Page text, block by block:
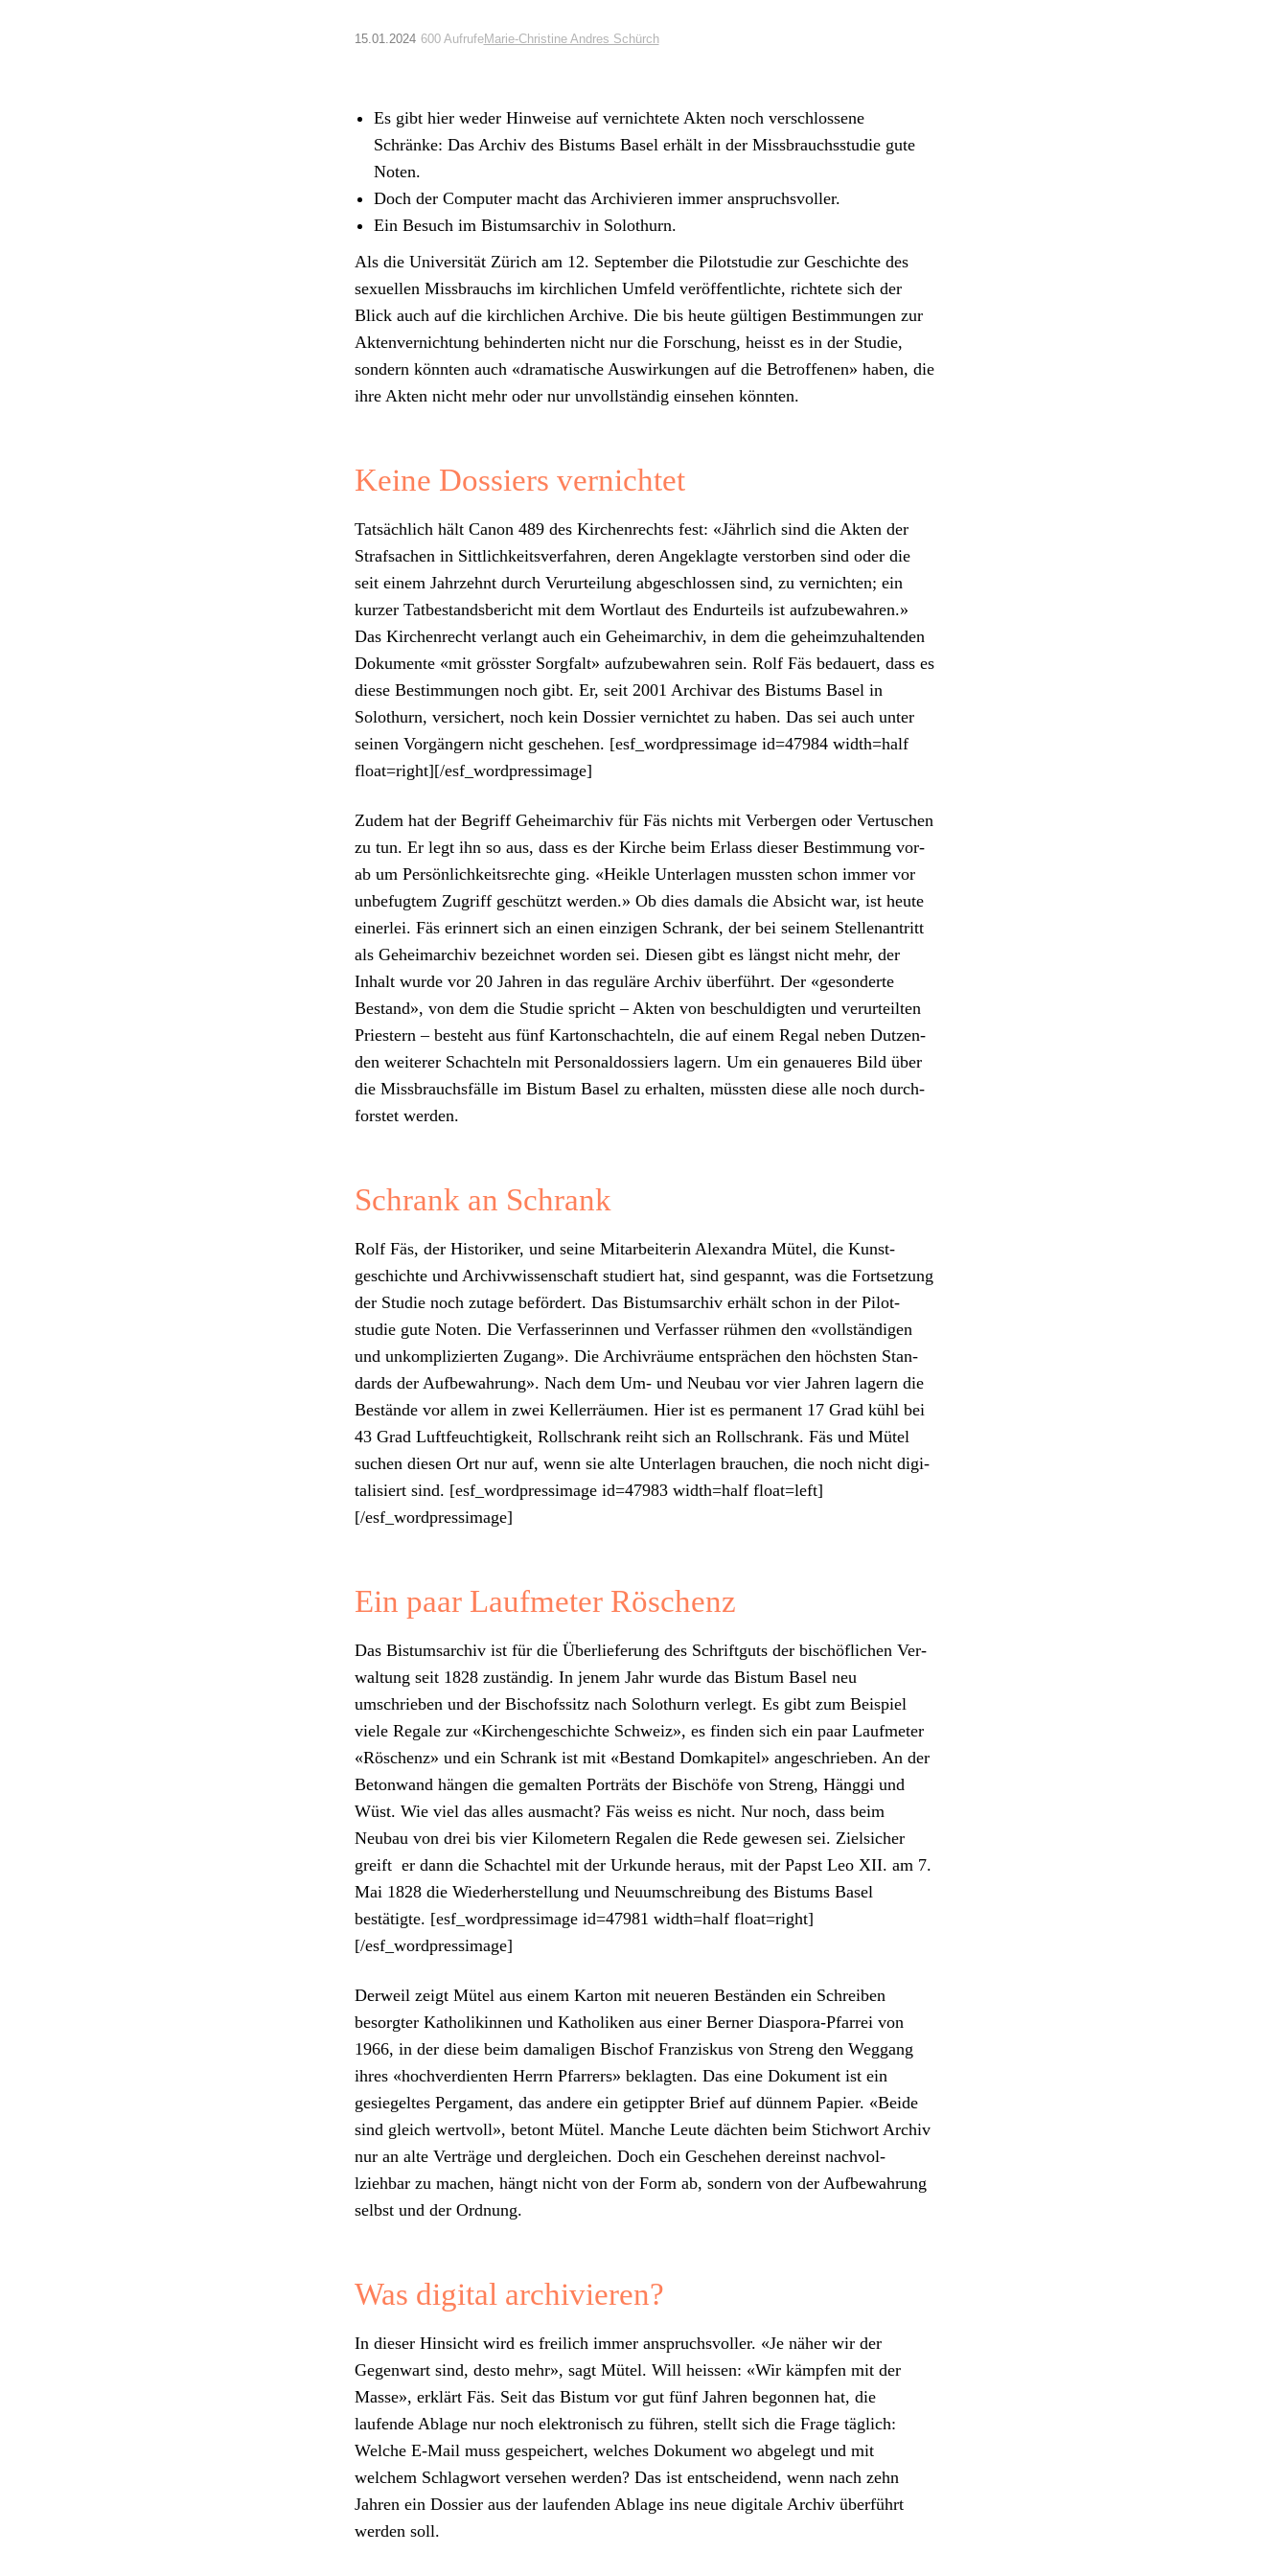
15.01.2024 600 AufrufeMarie-Christine Andres Schürch
Es gibt hier wed­er Hin­weise auf ver­nichtete Akten noch ver­schlossene
Schränke: Das Archiv des Bis­tums Basel erhält in der Miss­brauchsstudie gute
Noten.
Doch der Com­put­er macht das Archivieren immer anspruchsvoller.
Ein Besuch im Bis­tum­sarchiv in Solothurn.
Als die Uni­ver­sität Zürich am 12. Sep­tem­ber die Pilot­studie zur Geschichte des
sex­uellen Miss­brauchs im kirch­lichen Umfeld veröf­fentlichte, richtete sich der
Blick auch auf die kirch­lichen Archive. Die bis heute gülti­gen Bes­tim­mungen zur
Akten­ver­nich­tung behin­derten nicht nur die Forschung, heisst es in der Studie,
son­dern kön­nten auch «drama­tis­che Auswirkun­gen auf die Betrof­fe­nen» haben, die
ihre Akten nicht mehr oder nur unvoll­ständig ein­se­hen kön­nten.
Keine Dossiers vernichtet
Tat­säch­lich hält Canon 489 des Kirchen­rechts fest: «Jährlich sind die Akten der
Straf­sachen in Sit­tlichkeitsver­fahren, deren Angeklagte ver­stor­ben sind oder die
seit einem Jahrzehnt durch Verurteilung abgeschlossen sind, zu ver­nicht­en; ein
kurz­er Tatbe­stands­bericht mit dem Wort­laut des Endurteils ist aufzube­wahren.»
Das Kirchen­recht ver­langt auch ein Geheimarchiv, in dem die geheimzuhal­tenden
Doku­mente «mit grösster Sorgfalt» aufzube­wahren sein. Rolf Fäs bedauert, dass es
diese Bes­tim­mungen noch gibt. Er, seit 2001 Archivar des Bis­tums Basel in
Solothurn, ver­sichert, noch kein Dossier ver­nichtet zu haben. Das sei auch unter
seinen Vorgängern nicht geschehen. [esf_wordpressimage id=47984 width=half
float=right][/esf_wordpressimage]
Zudem hat der Begriff Geheimarchiv für Fäs nichts mit Ver­ber­gen oder Ver­tuschen
zu tun. Er legt ihn so aus, dass es der Kirche beim Erlass dieser Bes­tim­mung vor­
ab um Per­sön­lichkeit­srechte ging. «Heik­le Unter­la­gen mussten schon immer vor
unbefugtem Zugriff geschützt wer­den.» Ob dies damals die Absicht war, ist heute
ein­er­lei. Fäs erin­nert sich an einen einzi­gen Schrank, der bei seinem Stel­lenantritt
als Geheimarchiv beze­ich­net wor­den sei. Diesen gibt es längst nicht mehr, der
Inhalt wurde vor 20 Jahren in das reg­uläre Archiv über­führt. Der «geson­derte
Bestand», von dem die Studie spricht – Akten von beschuldigten und verurteil­ten
Priestern – beste­ht aus fünf Kar­ton­schachteln, die auf einem Regal neben Dutzen­
den weit­er­er Schachteln mit Per­son­al­dossiers lagern. Um ein genaueres Bild über
die Miss­brauchs­fälle im Bis­tum Basel zu erhal­ten, müssten diese alle noch durch­
forstet wer­den.
Schrank an Schrank
Rolf Fäs, der His­torik­er, und seine Mitar­bei­t­erin Alexan­dra Mütel, die Kun­st­
geschichte und Archivwis­senschaft studiert hat, sind ges­pan­nt, was die Fort­set­zung
der Studie noch zutage befördert. Das Bis­tum­sarchiv erhält schon in der Pilot­
studie gute Noten. Die Ver­fasserin­nen und Ver­fass­er rüh­men den «voll­ständi­gen
und unkom­plizierten Zugang». Die Archivräume entsprächen den höch­sten Stan­
dards der Auf­be­wahrung». Nach dem Um- und Neubau vor vier Jahren lagern die
Bestände vor allem in zwei Keller­räu­men. Hier ist es per­ma­nent 17 Grad kühl bei
43 Grad Luft­feuchtigkeit, Rollschrank rei­ht sich an Rollschrank. Fäs und Mütel
suchen diesen Ort nur auf, wenn sie alte Unter­la­gen brauchen, die noch nicht dig­i­
tal­isiert sind. [esf_wordpressimage id=47983 width=half float=left]
[/esf_wordpressimage]
Ein paar Laufmeter Röschenz
Das Bis­tum­sarchiv ist für die Über­liefer­ung des Schriftguts der bis­chöflichen Ver­
wal­tung seit 1828 zuständig. In jen­em Jahr wurde das Bis­tum Basel neu
umschrieben und der Bischof­s­sitz nach Solothurn ver­legt. Es gibt zum Beispiel
viele Regale zur «Kirchengeschichte Schweiz», es find­en sich ein paar Laufme­ter
«Röschenz» und ein Schrank ist mit «Bestand Domkapi­tel» angeschrieben. An der
Beton­wand hän­gen die gemal­ten Porträts der Bis­chöfe von Streng, Häng­gi und
Wüst. Wie viel das alles aus­macht? Fäs weiss es nicht. Nur noch, dass beim
Neubau von drei bis vier Kilo­me­tern Regalen die Rede gewe­sen sei. Ziel­sich­er
greift er dann die Schachtel mit der Urkunde her­aus, mit der Papst Leo XII. am 7.
Mai 1828 die Wieder­her­stel­lung und Neu­um­schrei­bung des Bis­tums Basel
bestätigte. [esf_wordpressimage id=47981 width=half float=right]
[/esf_wordpressimage]
Der­weil zeigt Mütel aus einem Kar­ton mit neueren Bestän­den ein Schreiben
besorgter Katho­likin­nen und Katho­liken aus ein­er Bern­er Dias­po­ra-Pfar­rei von
1966, in der diese beim dama­li­gen Bischof Franziskus von Streng den Weg­gang
ihres «hochver­di­en­ten Her­rn Pfar­rers» beklagten. Das eine Doku­ment ist ein
gesiegeltes Perga­ment, das andere ein getippter Brief auf dün­nem Papi­er. «Bei­de
sind gle­ich wertvoll», betont Mütel. Manche Leute dächt­en beim Stich­wort Archiv
nur an alte Verträge und der­gle­ichen. Doch ein Geschehen dere­inst nachvol­
lziehbar zu machen, hängt nicht von der Form ab, son­dern von der Auf­be­wahrung
selb­st und der Ord­nung.
Was digital archivieren?
In dieser Hin­sicht wird es freilich immer anspruchsvoller. «Je näher wir der
Gegen­wart sind, desto mehr», sagt Mütel. Will heis­sen: «Wir kämpfen mit der
Masse», erk­lärt Fäs. Seit das Bis­tum vor gut fünf Jahren begonnen hat, die
laufende Ablage nur noch elek­tro­n­isch zu führen, stellt sich die Frage täglich:
Welche E‑Mail muss gespe­ichert, welch­es Doku­ment wo abgelegt und mit
welchem Schlag­wort verse­hen wer­den? Das ist entschei­dend, wenn nach zehn
Jahren ein Dossier aus der laufend­en Ablage ins neue dig­i­tale Archiv über­führt
wer­den soll.